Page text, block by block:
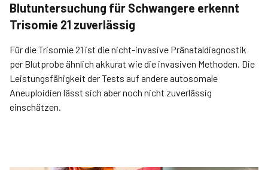
Blutuntersuchung für Schwangere erkennt
Trisomie 21 zuverlässig
Für die Trisomie 21 ist die nicht-invasive Pränataldiagnostik
per Blutprobe ähnlich akkurat wie die invasiven Methoden. Die
Leistungsfähigkeit der Tests auf andere autosomale
Aneuploidien lässt sich aber noch nicht zuverlässig
einschätzen.